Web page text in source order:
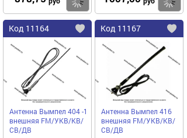
Код 11164
Добавить
избранное
Антенна Вымпел 404 -1
внешняя FM/УКВ/КВ/
СВ/ДВ
Код 11167
Антенна Вымпел 416
внешняя FM/УКВ/КВ/
СВ/ДВ